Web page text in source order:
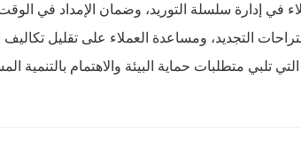
في إدارة سلسلة التوريد، وضمان الإمداد في
تلبي متطلبات حماية البيئة والاهتمام بالتنمية